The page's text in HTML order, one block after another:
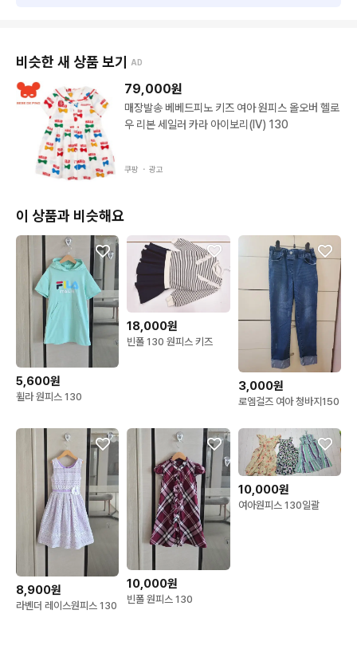
🚚 배송비 3800원 / 5만원 이상 무료배송
📦 CU 반값택배 가능 (1~2벌 소량만 가능)
신중한 구매 부탁드립니다 🫶
비슷한 새 상품 보기 AD
79,000원
매장발송 베베드피노 키즈 여아 원피스 올오버 헬로
우 리본 세일러 카라 아이보리(IV) 130
쿠팡 ・ 광고
이 상품과 비슷해요
5,600원
휠라 원피스 130
18,000원
빈폴 130 원피스 키즈
3,000원
로엠걸즈 여아 청바지150
8,900원
라벤더 레이스원피스 130
10,000원
빈폴 원피스 130
10,000원
여아원피스 130일괄